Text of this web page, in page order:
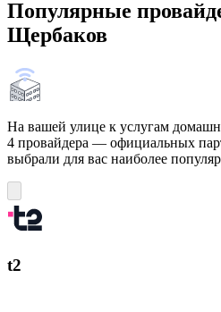
Популярные
Щербаков
На вашей улице к услугам
4 провайдера — официальных
выбрали для вас наиболее
t2